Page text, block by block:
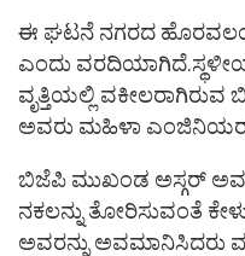
ಈ ಘಟನೆ ನಗರದ
ಎಂದು
ವೃತ್ತಿಯಲ್ಲಿ
ಅವರು ಮಹಿಳಾ
ಬಿಜೆಪಿ ಮುಖಂಡ ಅಸ್ಗರ್
ನಕಲನ್ನು ತೋರಿಸುವಂತೆ
ಅವರನ್ನು ಅವಮಾನಿಸಿದರು